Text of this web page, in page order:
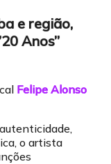
e região,
Anos”
Felipe Alonso
o artista